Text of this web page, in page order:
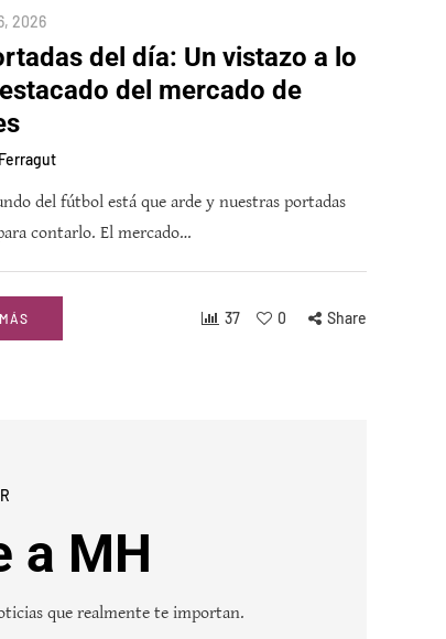
2026
del día: Un vistazo a lo
del mercado de
del fútbol está que arde y nuestras portadas
contarlo. El mercado…
37 0 Share
a MH
que realmente te importan.